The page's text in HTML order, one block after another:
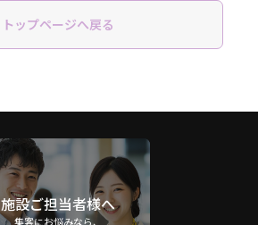
トップページへ戻る
施設ご担当者様へ
集客にお悩みなら、